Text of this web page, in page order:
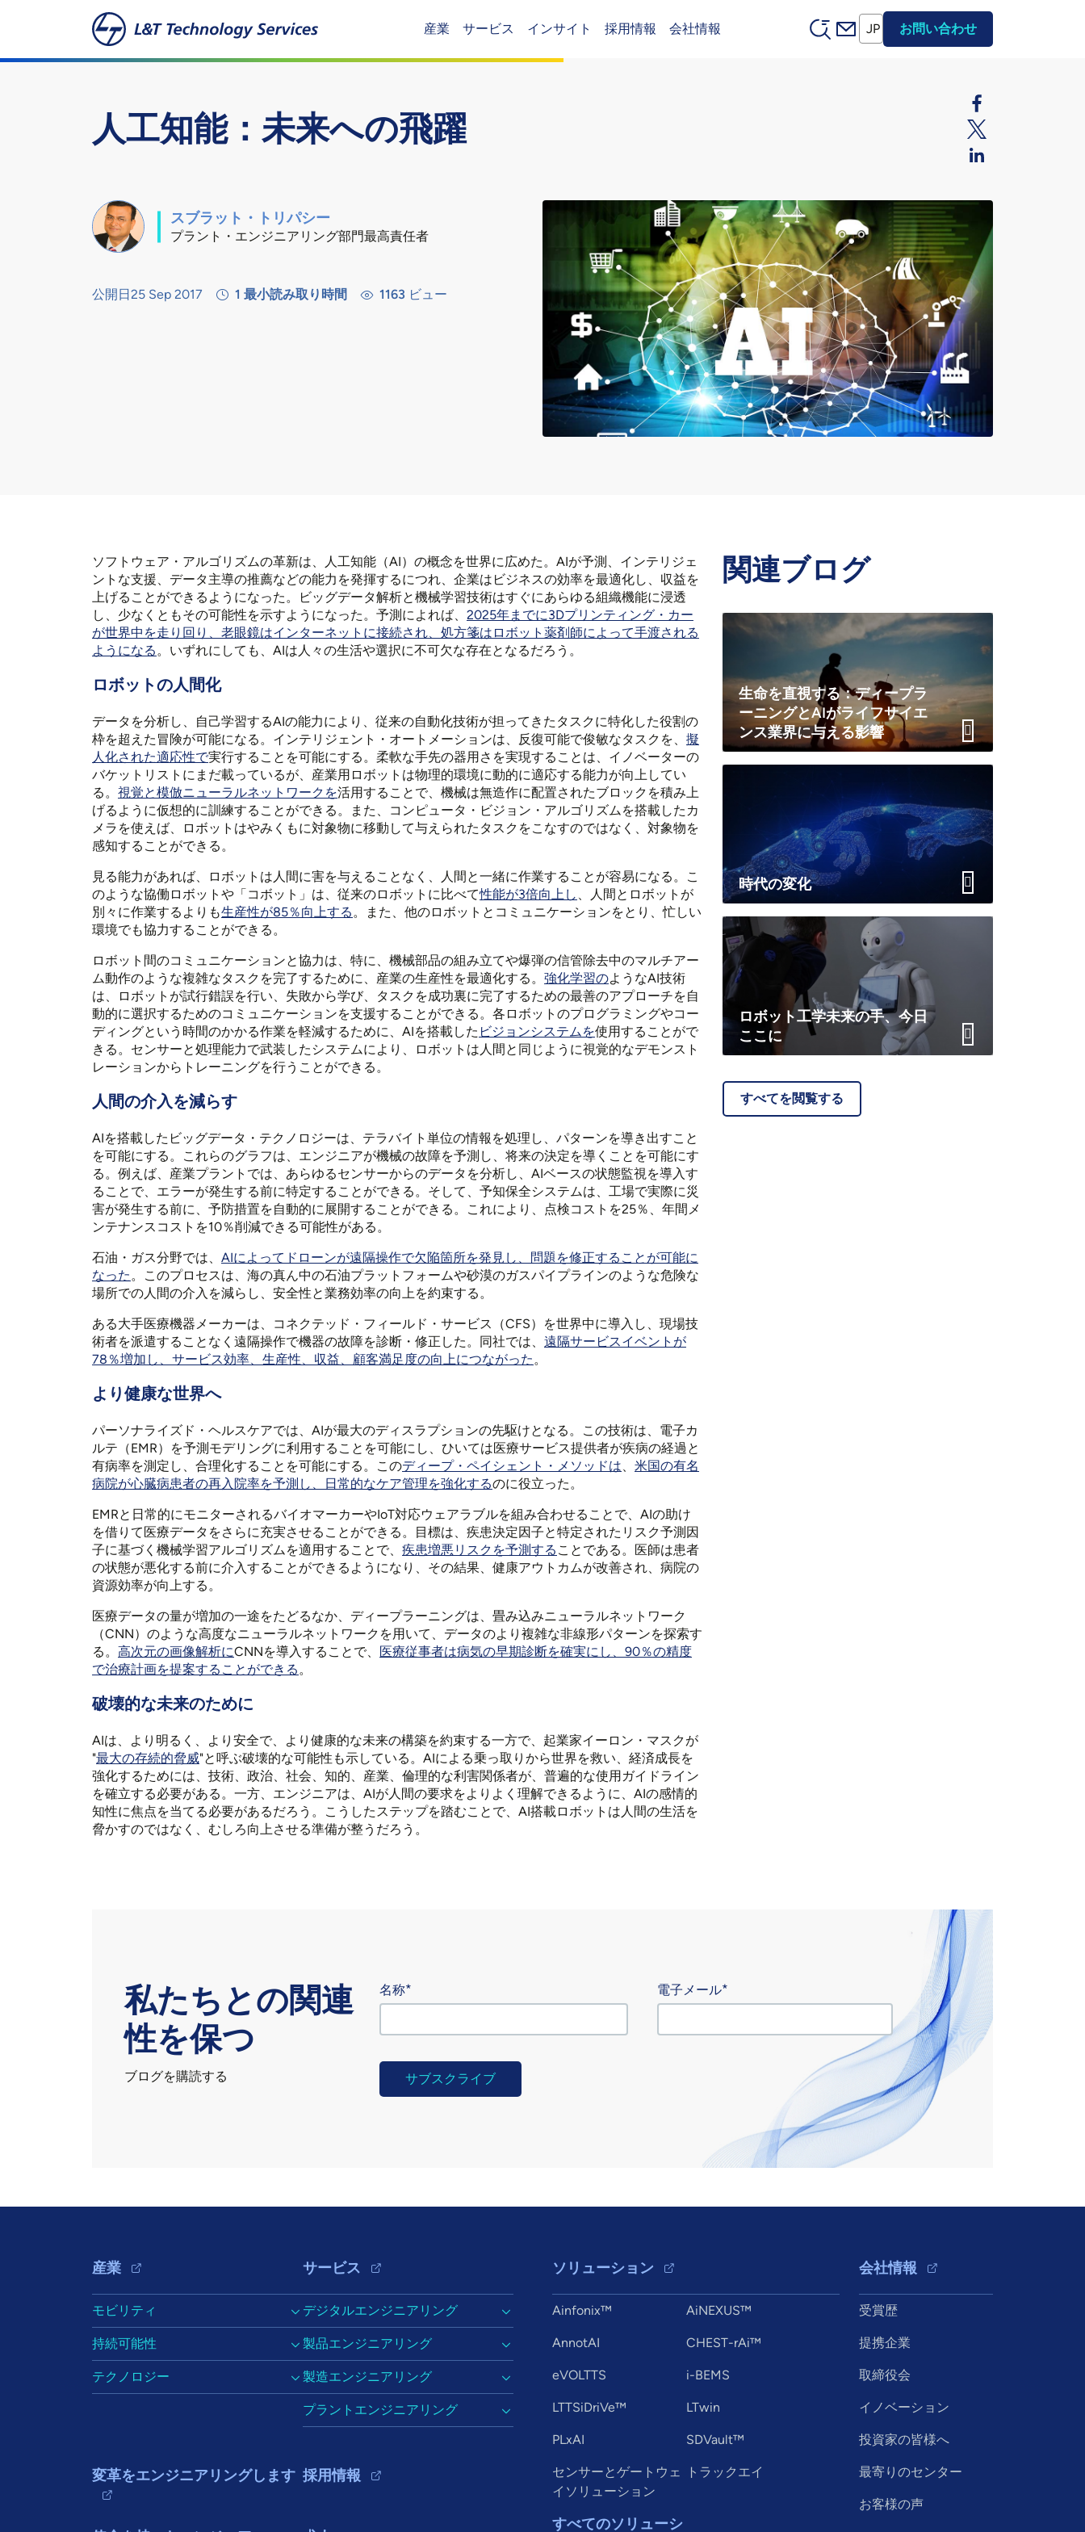
Header (Main)
産業 サービス インサイト 採用情報 会社情報 Header (Secondary)
JP お問い合わせ
人工知能：未来への飛躍
スブラット・トリパシー
プラント・エンジニアリング部門最高責任者
公開日25 Sep 2017 1 最小読み取り時間 1163 ビュー
ソフトウェア・アルゴリズムの革新は、人工知能（AI）の概念を世界に広めた。AIが予測、インテリジェ
ントな支援、データ主導の推薦などの能力を発揮するにつれ、企業はビジネスの効率を最適化し、収益を
上げることができるようになった。ビッグデータ解析と機械学習技術はすぐにあらゆる組織機能に浸透
し、少なくともその可能性を示すようになった。予測によれば、 2025年までに3Dプリンティング・カー
が世界中を走り回り、老眼鏡はインターネットに接続され、処方箋はロボット薬剤師によって手渡される
ようになる。いずれにしても、AIは人々の生活や選択に不可欠な存在となるだろう。
ロボットの人間化
データを分析し、自己学習するAIの能力により、従来の自動化技術が担ってきたタスクに特化した役割の
枠を超えた冒険が可能になる。インテリジェント・オートメーションは、反復可能で俊敏なタスクを、 擬
人化された適応性で実行することを可能にする。柔軟な手先の器用さを実現することは、イノベーターの
バケットリストにまだ載っているが、産業用ロボットは物理的環境に動的に適応する能力が向上してい
る。 視覚と模倣ニューラルネットワークを活用することで、機械は無造作に配置されたブロックを積み上
げるように仮想的に訓練することができる。また、コンピュータ・ビジョン・アルゴリズムを搭載したカ
メラを使えば、ロボットはやみくもに対象物に移動して与えられたタスクをこなすのではなく、対象物を
感知することができる。
見る能力があれば、ロボットは人間に害を与えることなく、人間と一緒に作業することが容易になる。こ
のような協働ロボットや「コボット」は、従来のロボットに比べて性能が3倍向上し 、人間とロボットが
別々に作業するよりも生産性が85％向上する。また、他のロボットとコミュニケーションをとり、忙しい
環境でも協力することができる。
ロボット間のコミュニケーションと協力は、特に、機械部品の組み立てや爆弾の信管除去中のマルチアー
ム動作のような複雑なタスクを完了するために、産業の生産性を最適化する。 強化学習のようなAI技術
は、ロボットが試行錯誤を行い、失敗から学び、タスクを成功裏に完了するための最善のアプローチを自
動的に選択するためのコミュニケーションを支援することができる。各ロボットのプログラミングやコー
ディングという時間のかかる作業を軽減するために、AIを搭載した ビジョンシステムを使用することがで
きる。センサーと処理能力で武装したシステムにより、ロボットは人間と同じように視覚的なデモンスト
レーションからトレーニングを行うことができる。
人間の介入を減らす
AIを搭載したビッグデータ・テクノロジーは、テラバイト単位の情報を処理し、パターンを導き出すこと
を可能にする。これらのグラフは、エンジニアが機械の故障を予測し、将来の決定を導くことを可能にす
る。例えば、産業プラントでは、あらゆるセンサーからのデータを分析し、AIベースの状態監視を導入す
ることで、エラーが発生する前に特定することができる。そして、予知保全システムは、工場で実際に災
害が発生する前に、予防措置を自動的に展開することができる。これにより、点検コストを25％、年間メ
ンテナンスコストを10％削減できる可能性がある。
石油・ガス分野では、 AIによってドローンが遠隔操作で欠陥箇所を発見し、問題を修正することが可能に
なった。このプロセスは、海の真ん中の石油プラットフォームや砂漠のガスパイプラインのような危険な
場所での人間の介入を減らし、安全性と業務効率の向上を約束する。
ある大手医療機器メーカーは、コネクテッド・フィールド・サービス（CFS）を世界中に導入し、現場技
術者を派遣することなく遠隔操作で機器の故障を診断・修正した。同社では、 遠隔サービスイベントが
78％増加し、サービス効率、生産性、収益、顧客満足度の向上につながった。
より健康な世界へ
パーソナライズド・ヘルスケアでは、AIが最大のディスラプションの先駆けとなる。この技術は、電子カ
ルテ（EMR）を予測モデリングに利用することを可能にし、ひいては医療サービス提供者が疾病の経過と
有病率を測定し、合理化することを可能にする。このディープ・ペイシェント・メソッドは、 米国の有名
病院が心臓病患者の再入院率を予測し、日常的なケア管理を強化するのに役立った。
EMRと日常的にモニターされるバイオマーカーやIoT対応ウェアラブルを組み合わせることで、AIの助け
を借りて医療データをさらに充実させることができる。目標は、疾患決定因子と特定されたリスク予測因
子に基づく機械学習アルゴリズムを適用することで、 疾患増悪リスクを予測する ことである。医師は患者
の状態が悪化する前に介入することができるようになり、その結果、健康アウトカムが改善され、病院の
資源効率が向上する。
医療データの量が増加の一途をたどるなか、ディープラーニングは、畳み込みニューラルネットワーク
（CNN）のような高度なニューラルネットワークを用いて、データのより複雑な非線形パターンを探索す
る。 高次元の画像解析にCNNを導入することで、 医療従事者は病気の早期診断を確実にし、90％の精度
で治療計画を提案することができる。
破壊的な未来のために
AIは、より明るく、より安全で、より健康的な未来の構築を約束する一方で、起業家イーロン・マスクが
"最大の存続的脅威"と呼ぶ破壊的な可能性も示している。AIによる乗っ取りから世界を救い、経済成長を
強化するためには、技術、政治、社会、知的、産業、倫理的な利害関係者が、普遍的な使用ガイドライン
を確立する必要がある。一方、エンジニアは、AIが人間の要求をよりよく理解できるように、AIの感情的
知性に焦点を当てる必要があるだろう。こうしたステップを踏むことで、AI搭載ロボットは人間の生活を
脅かすのではなく、むしろ向上させる準備が整うだろう。
関連ブログ
生命を直視する：ディープラ
ーニングとAIがライフサイエ
ンス業界に与える影響
時代の変化
ロボット工学未来の手、今日
ここに
すべてを閲覧する
私たちとの関連
性を保つ
ブログを購読する
名称 電子メール
Footer Navigation
産業
モビリティ
持続可能性
テクノロジー
サービス
デジタルエンジニアリング
製品エンジニアリング
製造エンジニアリング
プラントエンジニアリング
変革をエンジニアリングします 採用情報
ソリューション
Ainfonix™ AiNEXUS™
AnnotAI CHEST-rAi™
eVOLTTS i-BEMS
LTTSiDriVe™ LTwin
PLxAI SDVault™
センサーとゲートウェ
イソリューション
トラックエイ
すべてのソリューシ
会社情報
受賞歴
提携企業
取締役会
イノベーション
投資家の皆様へ
最寄りのセンター
お客様の声